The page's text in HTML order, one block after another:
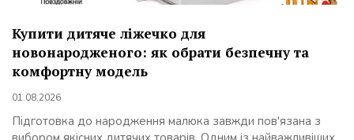
Купити дитяче ліжечко для
новонародженого: як обрати безпечну та
комфортну модель
01.08.2026
Підготовка до народження малюка завжди пов'язана з